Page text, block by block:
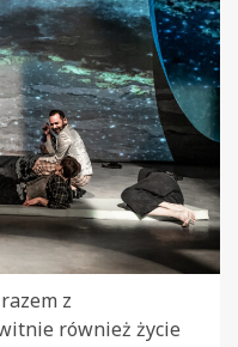
z
również życie